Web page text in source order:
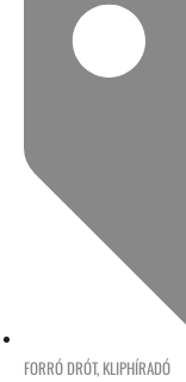
FORRÓ DRÓT, KLIPHÍRADÓ